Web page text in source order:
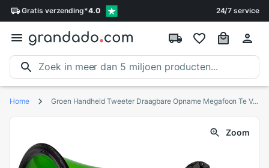
Gratis verzending*4.0 24/7 service
Home Groen Handheld Tweeter Draagbare Opname Megafoon Te Verspreiden De Megafoon
Zoom